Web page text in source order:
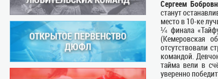
Сергеем
станут
место в 10-ке
¼ финала
(Кемеровская
отсутствовали
командой.
тайма вели в
уверенно